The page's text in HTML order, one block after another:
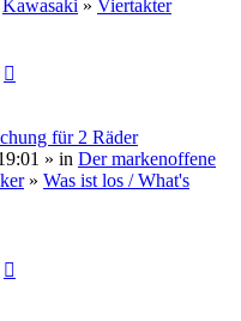
Kawasaki » Viertakter
für 2 Räder
» in Der markenoffene
» Was ist los / What's